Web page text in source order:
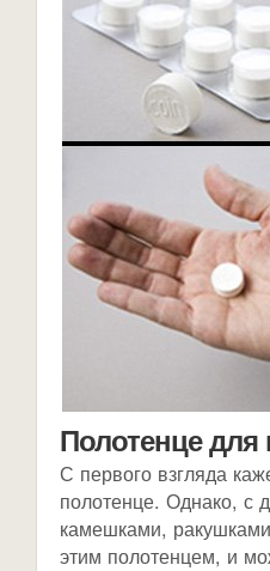
Полотенце для
С первого взгляда
полотенце. Однако, с
камешками,
этим полотенцем, и